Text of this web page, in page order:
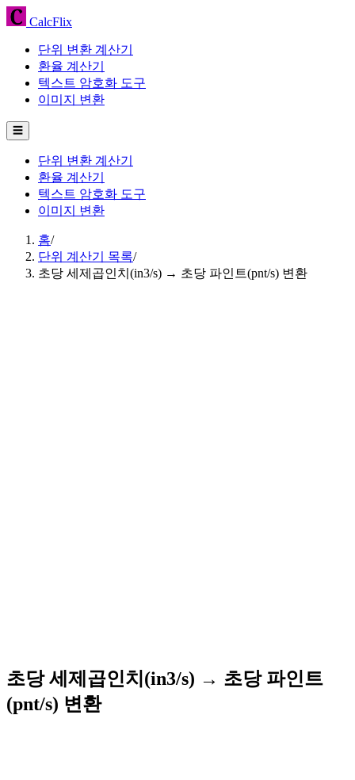
CalcFlix
단위 변환 계산기
환율 계산기
텍스트 암호화 도구
이미지 변환
☰
단위 변환 계산기
환율 계산기
텍스트 암호화 도구
이미지 변환
홈/
단위 계산기 목록/
초당 세제곱인치(in3/s) → 초당 파인트(pnt/s) 변환
초당 세제곱인치(in3/s) → 초당 파인트
(pnt/s) 변환